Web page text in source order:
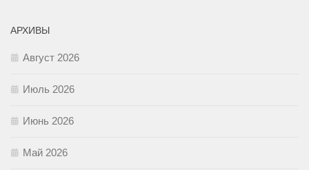
АРХИВЫ
Август 2026
Июль 2026
Июнь 2026
Май 2026